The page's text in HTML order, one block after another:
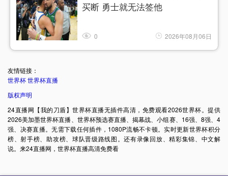
买断 勇士就无法签他
0 2026年08月06日
友情链接：
世界杯世界杯直播
版权声明
24直播网【我的刀盾】世界杯直播无插件高清，免费观看2026世界杯。提供
2026美加墨世界杯直播、世界杯预选赛直播、揭幕战、小组赛、16强、8强、4
强、决赛直播。无需下载任何插件，1080P流畅不卡顿。实时更新世界杯积分
榜、射手榜、助攻榜、球队晋级路线图。还有录像回放、精彩集锦、中文解
说。来24直播网，世界杯直播高清免费看